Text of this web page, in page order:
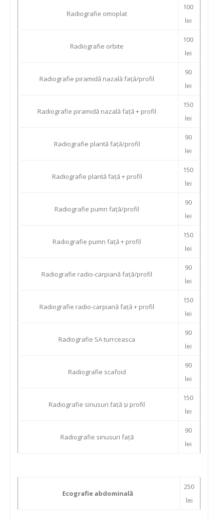
Radiografie omoplat
100
lei
Radiografie orbite
100
lei
Radiografie piramidă nazală față/profil
90
lei
Radiografie piramidă nazală față + profil
150
lei
Radiografie plantă față/profil
90
lei
Radiografie plantă față + profil
150
lei
Radiografie pumn față/profil
90
lei
Radiografie pumn față + profil
150
lei
Radiografie radio-carpiană față/profil
90
lei
Radiografie radio-carpiană față + profil
150
lei
Radiografie SA turrceasca
90
lei
Radiografie scafoid
90
lei
Radiografie sinusuri față și profil
150
lei
Radiografie sinusuri față
90
lei
Ecografie abdominală
250
lei